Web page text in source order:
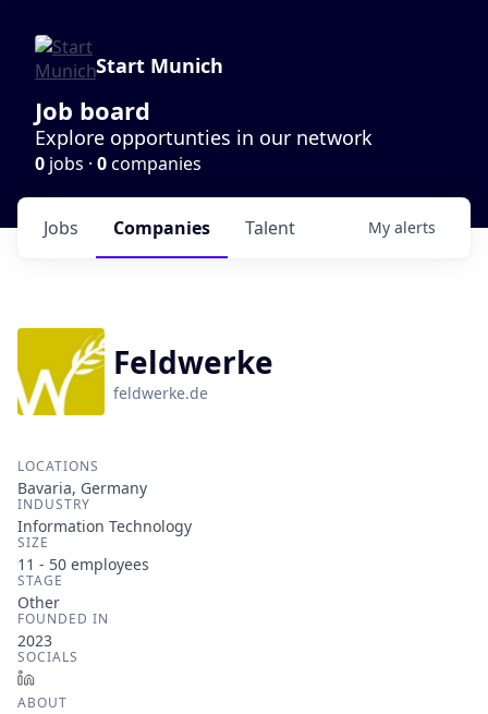
Start Munich
Job board
Explore opportunties in our network
0 jobs · 0companies
Jobs Companies Talent My alerts
Feldwerke
feldwerke.de
LOCATIONS
Bavaria, Germany
INDUSTRY
Information Technology
SIZE
11 - 50 employees
STAGE
Other
FOUNDED IN
2023
SOCIALS
ABOUT